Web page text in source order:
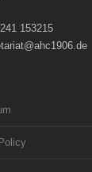
153215